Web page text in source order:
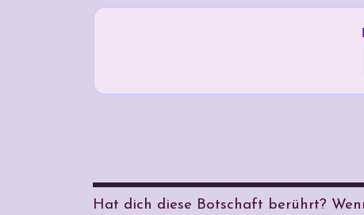
Hat dich diese Botschaft berührt?